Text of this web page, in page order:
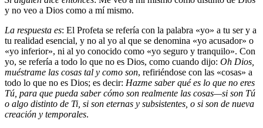
y no veo a Dios como a mí mismo.
La respuesta es: El Profeta se refería con la palabra «yo» a tu ser y a
tu realidad esencial, y no al yo al que se denomina «yo acusador» o
«yo inferior», ni al yo conocido como «yo seguro y tranquilo». Con
yo, se refería a todo lo que no es Dios, como cuando dijo: Oh Dios,
muéstrame las cosas tal y como son, refiriéndose con las «cosas» a
todo lo que no es Dios; es decir: Hazme saber qué es lo que no eres
Tú, para que pueda saber cómo son realmente las cosas—si son Tú
o algo distinto de Ti, si son eternas y subsistentes, o si son de nueva
creación y temporales.